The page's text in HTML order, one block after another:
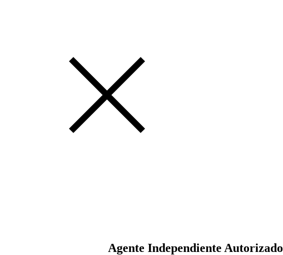
Agente Independiente Autorizado